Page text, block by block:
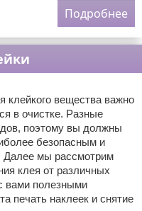
Подробнее
клейкого вещества важно
в очистке. Разные
поэтому вы должны
безопасным и
мы рассмотрим
клея от различных
вами полезными
печать наклеек и снятие